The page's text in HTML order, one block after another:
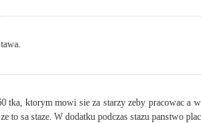
tka, ktorym mowi sie za starzy zeby pracowac a
to sa staze. W dodatku podczas stazu panstwo